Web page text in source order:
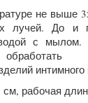
не выше
лучей. До и
с мылом.
интимного
рабочая